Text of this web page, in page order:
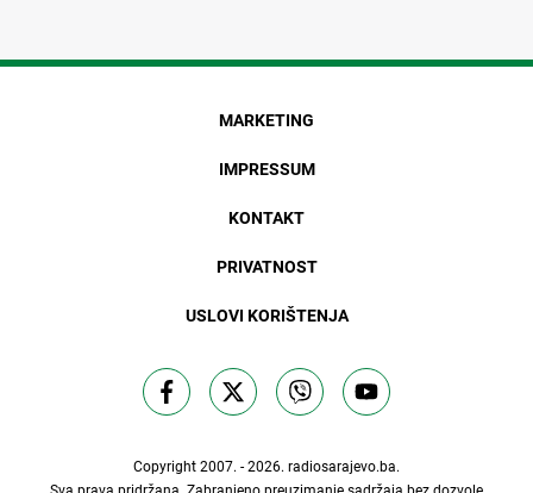
MARKETING
IMPRESSUM
KONTAKT
PRIVATNOST
USLOVI KORIŠTENJA
Copyright 2007. - 2026. radiosarajevo.ba.